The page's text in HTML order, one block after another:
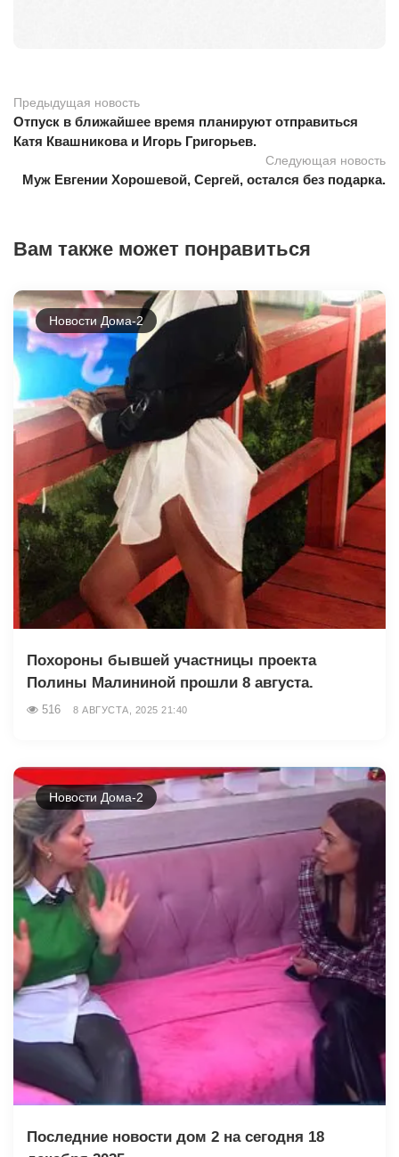
Предыдущая новость
Отпуск в ближайшее время планируют отправиться
Катя Квашникова и Игорь Григорьев.
Следующая новость
Муж Евгении Хорошевой, Сергей, остался без подарка.
Вам также может понравиться
Новости Дома-2
Похороны бывшей участницы проекта
Полины Малининой прошли 8 августа.
516 8 АВГУСТА, 2025 21:40
Новости Дома-2
Последние новости дом 2 на сегодня 18